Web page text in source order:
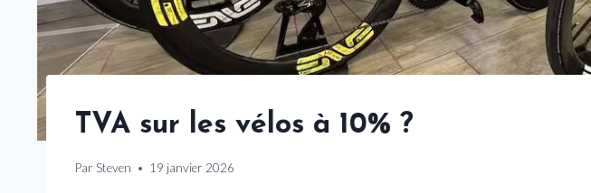
TVA sur les vélos à 10% ?
Par Steven 19 janvier 2026